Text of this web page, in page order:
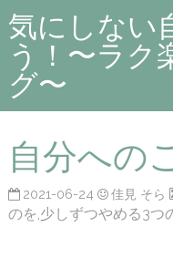
気にしない
う！〜ラク
グ〜
自分への
2021-06-24 佳見 そら
のを,少しずつやめる3つ